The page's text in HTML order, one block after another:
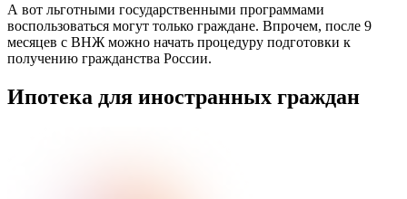
А вот льготными государственными программами
воспользоваться могут только граждане. Впрочем, после 9
месяцев с ВНЖ можно начать процедуру подготовки к
получению гражданства России.
Ипотека для иностранных граждан